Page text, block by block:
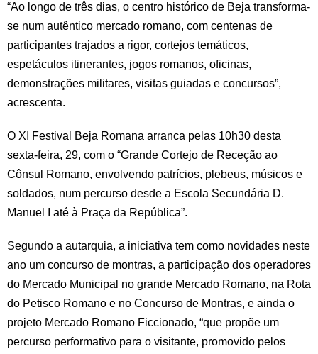
“Ao longo de três dias, o centro histórico de Beja transforma-
se num autêntico mercado romano, com centenas de
participantes trajados a rigor, cortejos temáticos,
espetáculos itinerantes, jogos romanos, oficinas,
demonstrações militares, visitas guiadas e concursos”,
acrescenta.
O XI Festival Beja Romana arranca pelas 10h30 desta
sexta-feira, 29, com o “Grande Cortejo de Receção ao
Cônsul Romano, envolvendo patrícios, plebeus, músicos e
soldados, num percurso desde a Escola Secundária D.
Manuel I até à Praça da República”.
Segundo a autarquia, a iniciativa tem como novidades neste
ano um concurso de montras, a participação dos operadores
do Mercado Municipal no grande Mercado Romano, na Rota
do Petisco Romano e no Concurso de Montras, e ainda o
projeto Mercado Romano Ficcionado, “que propõe um
percurso performativo para o visitante, promovido pelos